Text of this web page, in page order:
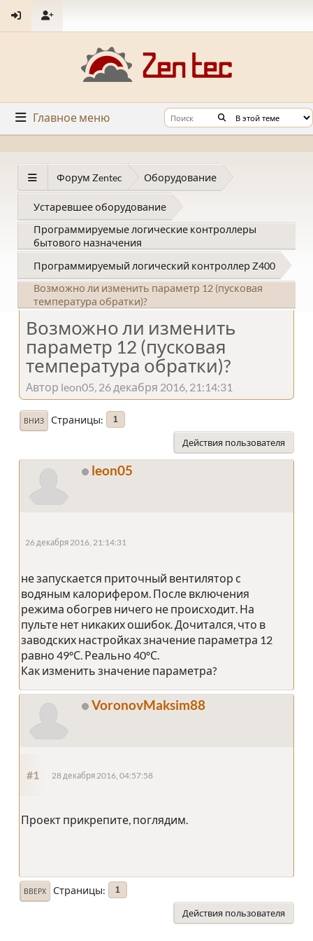
Главное меню
Форум Zentec Оборудование
Устаревшее оборудование
Программируемые логические контроллеры
бытового назначения
Программируемый логический контроллер Z400
Возможно ли изменить параметр 12 (пусковая
температура обратки)?
Возможно ли изменить
параметр 12 (пусковая
температура обратки)?
Автор leon05, 26 декабря 2016, 21:14:31
ВНИЗ Страницы 1
Действия пользователя
leon05
26 декабря 2016, 21:14:31
не запускается приточный вентилятор с
водяным калорифером. После включения
режима обогрев ничего не происходит. На
пульте нет никаких ошибок. Дочитался, что в
заводских настройках значение параметра 12
равно 49ºС. Реально 40ºС.
Как изменить значение параметра?
VoronovMaksim88
#1 28 декабря 2016, 04:57:58
Проект прикрепите, поглядим.
ВВЕРХ Страницы 1
Действия пользователя